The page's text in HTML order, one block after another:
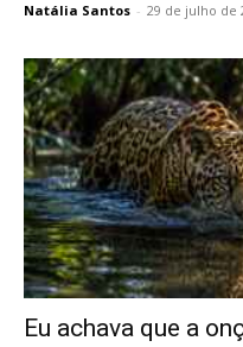
Natália Santos - 29 de julho de
Eu achava que a